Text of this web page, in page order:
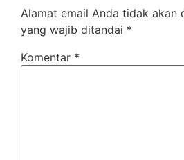
Alamat email Anda tidak akan
yang wajib ditandai *
Komentar *